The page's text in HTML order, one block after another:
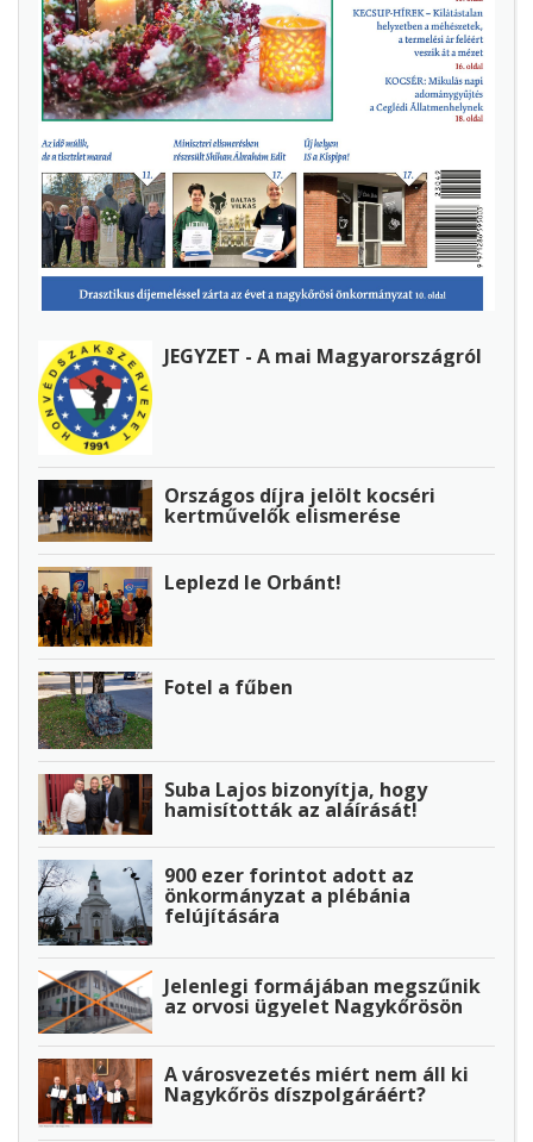
JEGYZET - A mai Magyarországról
Országos díjra jelölt kocséri
kertművelők elismerése
Leplezd le Orbánt!
Fotel a fűben
Suba Lajos bizonyítja, hogy
hamisították az aláírását!
900 ezer forintot adott az
önkormányzat a plébánia
felújítására
Jelenlegi formájában megszűnik
az orvosi ügyelet Nagykőrösön
A városvezetés miért nem áll ki
Nagykőrös díszpolgáráért?